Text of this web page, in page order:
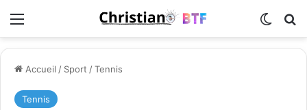
Accueil / Sport /Tennis
Tennis